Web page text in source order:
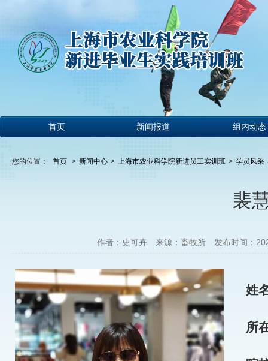
首页 新闻报道 组内动态
您的位置： 首页 > 新闻中心 > 上海市农业科学院新进员工实训班 > 学员风采
裴
作者：史可卉 来源：畜牧所 发布时间：
姓
所